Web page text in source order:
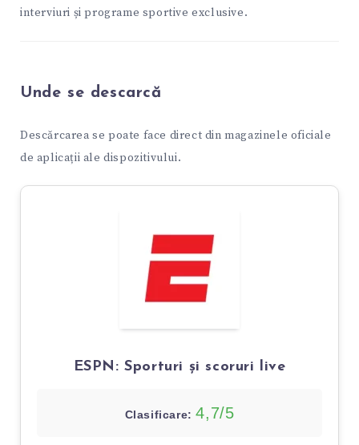
interviuri și programe sportive exclusive.
Unde se descarcă
Descărcarea se poate face direct din magazinele oficiale
de aplicații ale dispozitivului.
ESPN: Sporturi și scoruri live
Clasificare: 4,7/5